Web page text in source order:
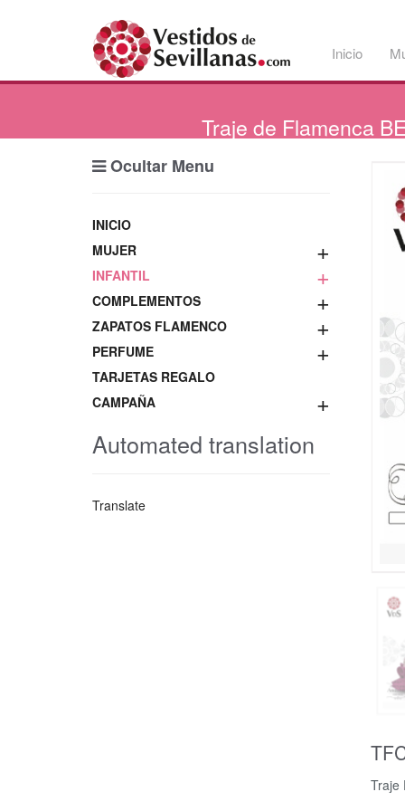
Inicio
Traje de Flamenca
Ocultar Menu
INICIO
+
MUJER
+
INFANTIL
+
COMPLEMENTOS
+
ZAPATOS FLAMENCO
+
PERFUME
TARJETAS REGALO
+
CAMPAÑA
Automated translation
Translate
Traje